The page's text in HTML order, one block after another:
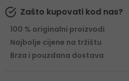
Zašto kupovati kod nas?
100 % originalni proizvodi
Najbolje cijene na tržištu
Brza i pouzdana dostava